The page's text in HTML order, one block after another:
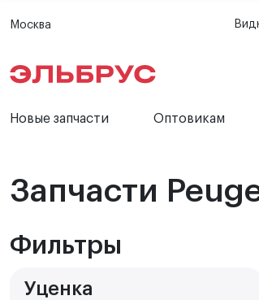
Москва
Новые запчасти Оптовикам
Запчасти
Фильтры
Уценка